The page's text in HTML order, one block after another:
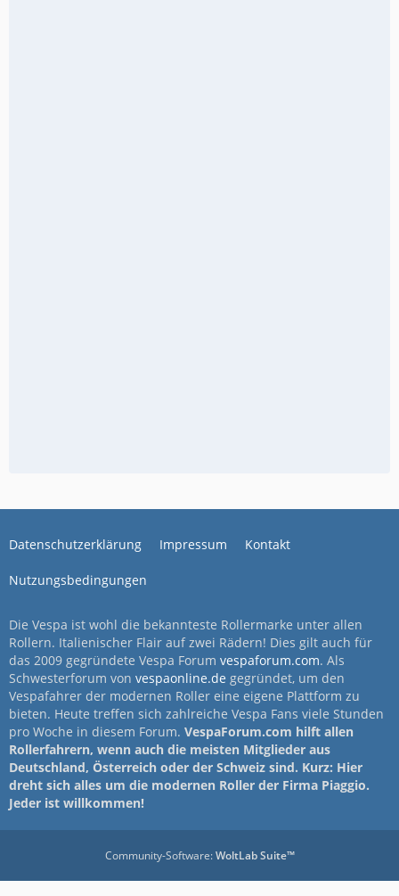
Datenschutzerklärung Impressum Kontakt
Nutzungsbedingungen
Die Vespa ist wohl die bekannteste Rollermarke unter allen
Rollern. Italienischer Flair auf zwei Rädern! Dies gilt auch für
das 2009 gegründete Vespa Forum vespaforum.com. Als
Schwesterforum von vespaonline.de gegründet, um den
Vespafahrer der modernen Roller eine eigene Plattform zu
bieten. Heute treffen sich zahlreiche Vespa Fans viele Stunden
pro Woche in diesem Forum. VespaForum.com hilft allen
Rollerfahrern, wenn auch die meisten Mitglieder aus
Deutschland, Österreich oder der Schweiz sind. Kurz: Hier
dreht sich alles um die modernen Roller der Firma Piaggio.
Jeder ist willkommen!
Community-Software:WoltLab Suite™